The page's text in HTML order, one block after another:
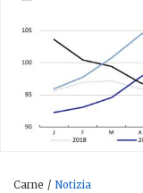
Carne Notizia